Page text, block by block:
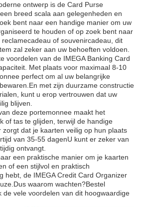
ontwerp is de Card Purse
breed scala aan gelegenheden en
bent naar een handige manier om uw
te houden of op zoek bent naar
of souvenircadeau, dit
zal zeker aan uw behoeften voldoen.
voordelen van de IMEGA Banking Card
Met plaats voor maximaal 8-10
perfect om al uw belangrijke
met zijn duurzame constructie
kunt u erop vertrouwen dat uw
blijven.
deze portemonnee maakt het
of tas te glijden, terwijl de handige
zorgt dat je kaarten veilig op hun plaats
van 35-55 dagenU kunt er zeker van
ontvangt.
een praktische manier om je kaarten
of een stijlvol en praktisch
hebt, de IMEGA Credit Card Organizer
waarom wachten?Bestel
de vele voordelen van dit hoogwaardige